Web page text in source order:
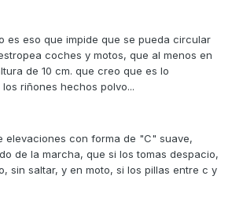
es eso que impide que se pueda circular
coches y motos, que al menos en
de 10 cm. que creo que es lo
riñones hechos polvo...
elevaciones con forma de "C" suave,
de la marcha, que si los tomas despacio,
sin saltar, y en moto, si los pillas entre c y